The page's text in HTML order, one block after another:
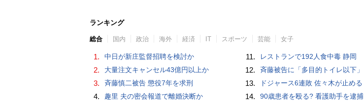
ランキング
総合 国内 政治 海外 経済 IT スポーツ 芸能 女子
1. 中日が新庄監督招聘を検討か
2. 大量注文キャンセル43億円以上か
3. 斉藤慎二被告 懲役7年を求刑
4. 趣里 夫の密会報道で離婚決断か
11. レストランで192人食中毒 静岡
12. 斉藤被告に「多目的トイレ以下」
13. ドジャース6連敗 佐々木が止める
14. 90歳患者を殴る? 看護助手を逮捕